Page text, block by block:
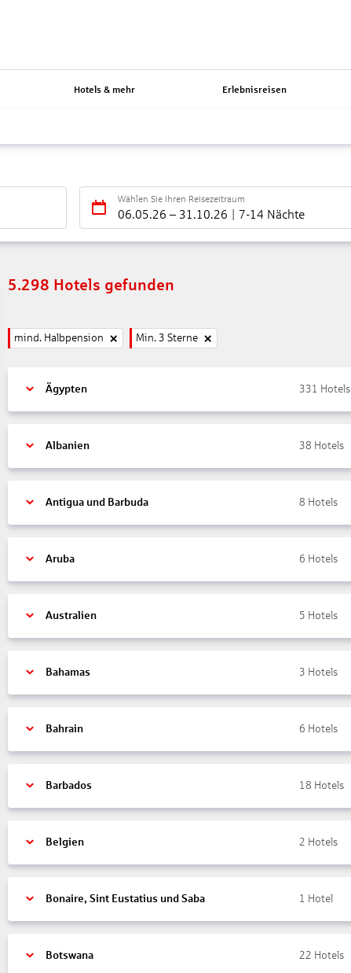
Hotels & mehr Erlebnisreisen
Wählen Sie Ihren Reisezeitraum
06.05.26 – 31.10.26 7-14 Nächte
5.298 Hotels gefunden
mind. Halbpension Min. 3 Sterne
Ägypten 331 Hotels
Albanien 38 Hotels
Antigua und Barbuda 8 Hotels
Aruba 6 Hotels
Australien 5 Hotels
Bahamas 3 Hotels
Bahrain 6 Hotels
Barbados 18 Hotels
Belgien 2 Hotels
Bonaire, Sint Eustatius und Saba 1 Hotel
Botswana 22 Hotels